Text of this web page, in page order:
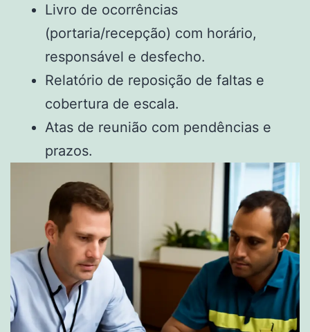
Livro de ocorrências
(portaria/recepção) com horário,
responsável e desfecho.
Relatório de reposição de faltas e
cobertura de escala.
Atas de reunião com pendências e
prazos.